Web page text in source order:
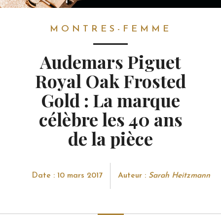
MONTRES-FEMME
Audemars Piguet
Royal Oak Frosted
Gold : La marque
célèbre les 40 ans
de la pièce
Date : 10 mars 2017 Auteur : Sarah Heitzmann